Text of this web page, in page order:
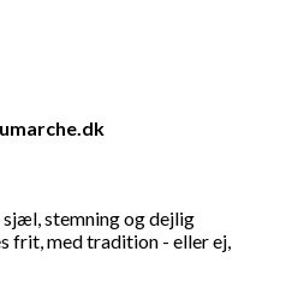
sjæl, stemning og dejlig
frit, med tradition - eller ej,